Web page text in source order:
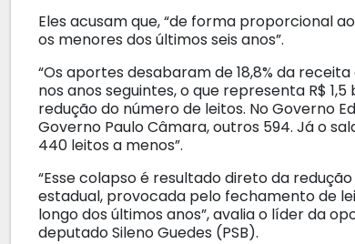
Eles acusam que, “de forma proporcional
os menores dos últimos seis anos”.
“Os aportes desabaram de 18,8% da
nos anos seguintes, o que representa R$
redução do número de leitos. No Governo
Governo Paulo Câmara, outros 594. Já o
440 leitos a menos”.
“Esse colapso é resultado direto da
estadual, provocada pelo fechamento de
longo dos últimos anos”, avalia o líder da
deputado Sileno Guedes (PSB).